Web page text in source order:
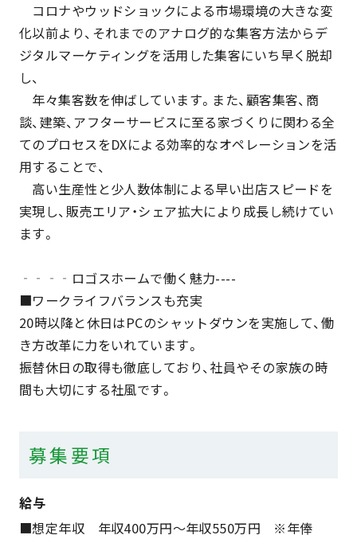
コロナやウッドショックによる市場環境の大きな変
化以前より、それまでのアナログ的な集客方法からデ
ジタルマーケティングを活用した集客にいち早く脱却
し、
年々集客数を伸ばしています。また、顧客集客、商
談、建築、アフターサービスに至る家づくりに関わる全
てのプロセスをDXによる効率的なオペレーションを活
用することで、
高い生産性と少人数体制による早い出店スピードを
実現し、販売エリア・シェア拡大により成長し続けてい
ます。
‐‐‐‐ロゴスホームで働く魅力----
■ワークライフバランスも充実
20時以降と休日はPCのシャットダウンを実施して、働
き方改革に力をいれています。
振替休日の取得も徹底しており、社員やその家族の時
間も大切にする社風です。
募集要項
給与
■想定年収 年収400万円～年収550万円 ※年俸